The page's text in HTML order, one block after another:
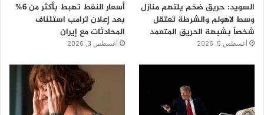
السويد: حريق ضخم يلتهم منازل
وسط لاهولم والشرطة تعتقل
شخصاً بشبهة الحريق المتعمد
أغسطس 5, 2026
أسعار النفط تهبط بأكثر من 6%
بعد إعلان ترامب استئناف
المحادثات مع إيران
أغسطس 3, 2026